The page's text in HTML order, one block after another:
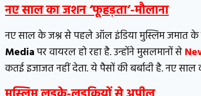
नए साल का जशन ‘फूहड़ता’-मौलाना
नए साल के जश्न से पहले ऑल इंडिया मुस्लिम जमात के
Mediaपर वायरल हो रहा है. उन्होंने मुसलमानों से
कतई इजाजत नहीं देता. ये पैसों की बर्बादी है. नए